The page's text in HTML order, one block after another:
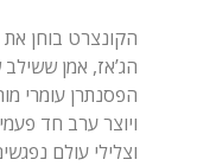
הקונצרט בוחן
הג’אז, אמן
הפסנתרן עומרי
ויוצר ערב חד
וצלילי עולם